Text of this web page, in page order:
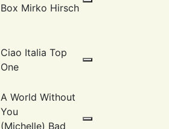
Box Mirko Hirsch
Ciao Italia Top
One
A World Without
You
(Michelle) Bad